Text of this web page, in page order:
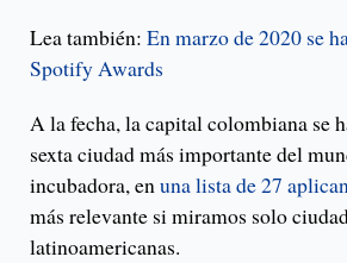
Lea también: En marzo de 2020 se
Spotify Awards
A la fecha, la capital colombiana se
sexta ciudad más importante del
incubadora, enuna lista de 27
más relevante si miramos solo
latinoamericanas.